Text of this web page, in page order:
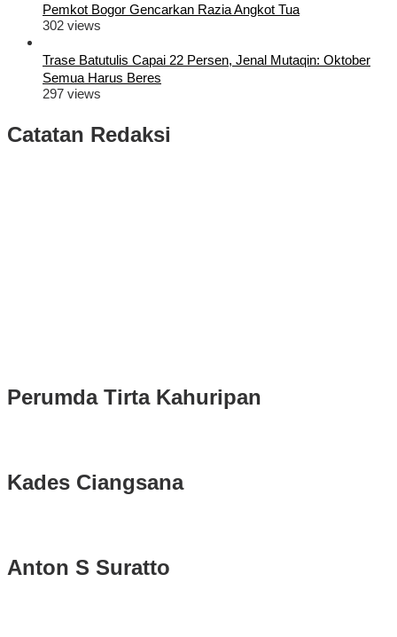
Pemkot Bogor Gencarkan Razia Angkot Tua
302 views
Trase Batutulis Capai 22 Persen, Jenal Mutaqin: Oktober
Semua Harus Beres
297 views
Catatan Redaksi
Perumda Tirta Kahuripan
Kades Ciangsana
Anton S Suratto